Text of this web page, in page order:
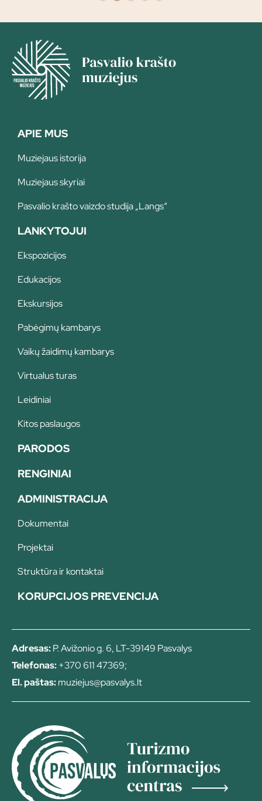
APIE MUS
Muziejaus istorija
Muziejaus skyriai
Pasvalio krašto vaizdo studija „Langs“
LANKYTOJUI
Ekspozicijos
Edukacijos
Ekskursijos
Pabėgimų kambarys
Vaikų žaidimų kambarys
Virtualus turas
Leidiniai
Kitos paslaugos
PARODOS
RENGINIAI
ADMINISTRACIJA
Dokumentai
Projektai
Struktūra ir kontaktai
KORUPCIJOS PREVENCIJA
Adresas:P. Avižonio g. 6, LT-39149 Pasvalys
Telefonas:+370 611 47369;
El. paštas:muziejus@pasvalys.lt